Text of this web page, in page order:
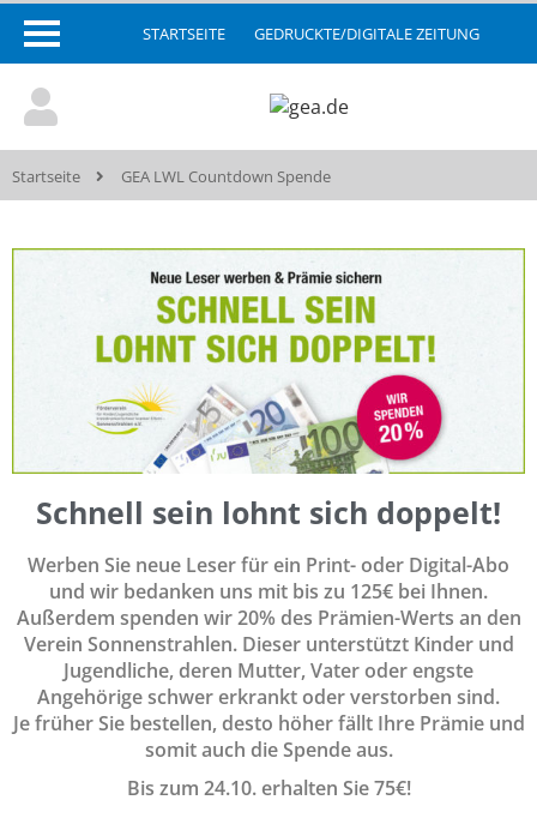
STARTSEITE GEDRUCKTE/DIGITALE ZEITUNG
Startseite GEA LWL Countdown Spende
Schnell sein lohnt sich doppelt!
Werben Sie neue Leser für ein Print- oder Digital-Abo
und wir bedanken uns mit bis zu 125€ bei Ihnen.
Außerdem spenden wir 20% des Prämien-Werts an den
Verein Sonnenstrahlen. Dieser unterstützt Kinder und
Jugendliche, deren Mutter, Vater oder engste
Angehörige schwer erkrankt oder verstorben sind.
Je früher Sie bestellen, desto höher fällt Ihre Prämie und
somit auch die Spende aus.
Bis zum 24.10. erhalten Sie 75€!